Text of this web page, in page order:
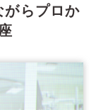
がらプロか